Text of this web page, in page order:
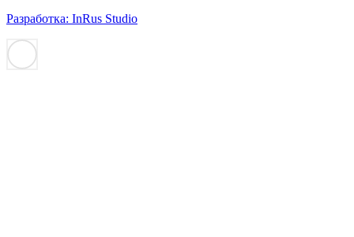
Разработка: InRus Studio